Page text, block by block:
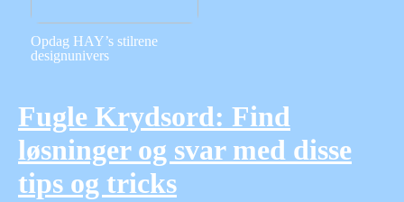
Opdag HAY’s stilrene
designunivers
Fugle Krydsord: Find
løsninger og svar med disse
tips og tricks